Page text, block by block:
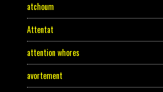
atchoum
Attentat
attention whores
avortement